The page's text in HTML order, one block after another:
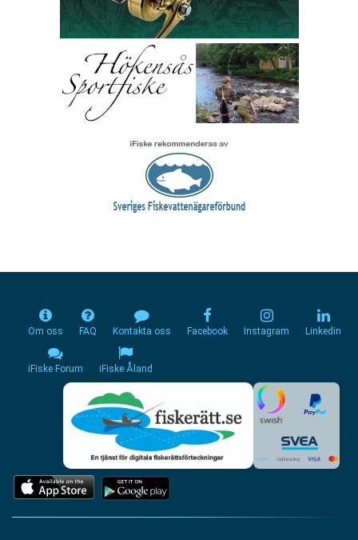
Om oss FAQ Kontakta oss Facebook Instagram Linkedin
iFiske Forum iFiske Åland